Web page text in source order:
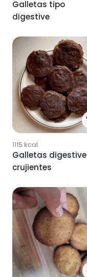
Galletas tipo
digestive
1115 kcal
Galletas digestive
crujientes